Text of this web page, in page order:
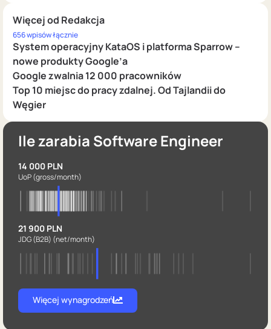
Więcej od Redakcja
656 wpisów łącznie
System operacyjny KataOS i platforma Sparrow –
nowe produkty Google’a
Google zwalnia 12 000 pracowników
Top 10 miejsc do pracy zdalnej. Od Tajlandii do
Węgier
Ile zarabia Software Engineer
14 000 PLN
UoP(gross/month)
21 900 PLN
JDG (B2B) (net/month)
Więcej wynagrodzeń